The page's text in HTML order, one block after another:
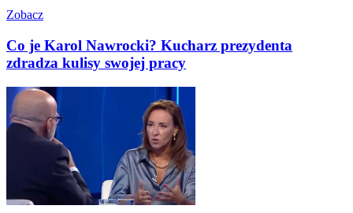
Zobacz
Co je Karol Nawrocki? Kucharz prezydenta
zdradza kulisy swojej pracy